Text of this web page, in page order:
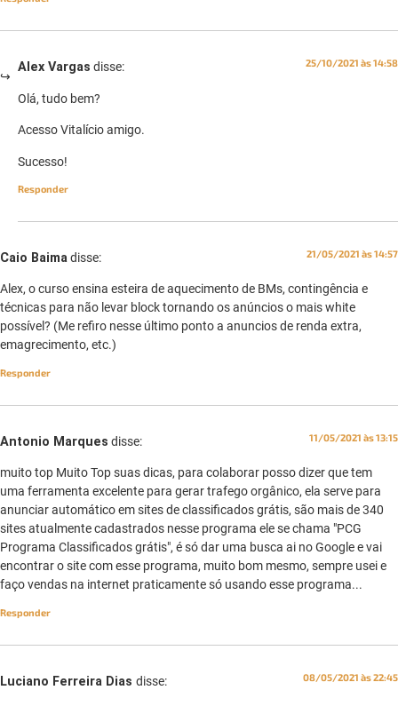
Alex Vargas disse: 25/10/2021 às 14:58
Olá, tudo bem?
Acesso Vitalício amigo.
Sucesso!
Responder
Caio Baimadisse: 21/05/2021 às 14:57
Alex, o curso ensina esteira de aquecimento de BMs, contingência e
técnicas para não levar block tornando os anúncios o mais white
possível? (Me refiro nesse último ponto a anuncios de renda extra,
emagrecimento, etc.)
Responder
Antonio Marques disse: 11/05/2021 às 13:15
muito top Muito Top suas dicas, para colaborar posso dizer que tem
uma ferramenta excelente para gerar trafego orgânico, ela serve para
anunciar automático em sites de classificados grátis, são mais de 340
sites atualmente cadastrados nesse programa ele se chama "PCG
Programa Classificados grátis", é só dar uma busca ai no Google e vai
encontrar o site com esse programa, muito bom mesmo, sempre usei e
faço vendas na internet praticamente só usando esse programa...
Responder
Luciano Ferreira Dias disse: 08/05/2021 às 22:45